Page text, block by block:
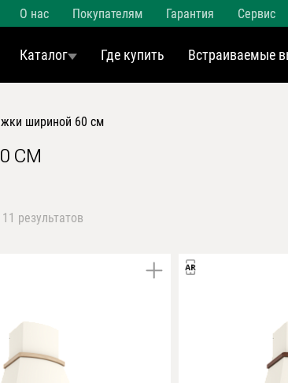
О нас Покупателям Гарантия Сервис
Каталог Где купить Встраиваемые
шириной 60 см
СМ
результатов